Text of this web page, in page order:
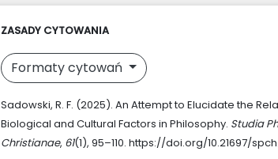
ZASADY CYTOWANIA
Formaty cytowań
Sadowski, R. F. (2025). An Attempt to Elucidate the
Biological and Cultural Factors in Philosophy. Studia
Christianae, 61(1), 95–110. https://doi.org/10.21697/